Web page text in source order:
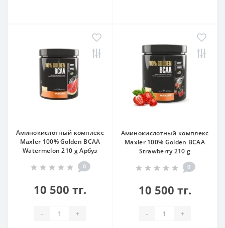
Аминокислотный комплекс
Maxler 100% Golden BCAA
Watermelon 210 g Арбуз
0
10 500 тг.
- +
Аминокислотный комплекс
Maxler 100% Golden BCAA
Strawberry 210 g
0
10 500 тг.
- +